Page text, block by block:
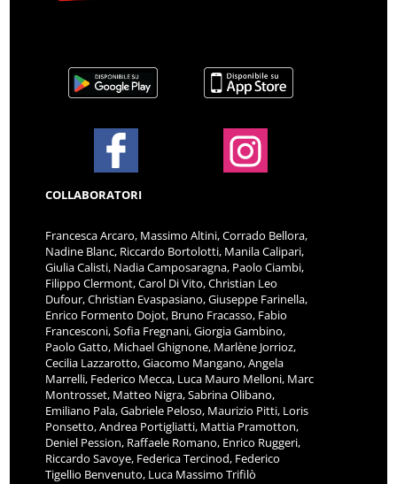
COLLABORATORI
Francesca Arcaro, Massimo Altini, Corrado Bellora,
Nadine Blanc, Riccardo Bortolotti, Manila Calipari,
Giulia Calisti, Nadia Camposaragna, Paolo Ciambi,
Filippo Clermont, Carol Di Vito, Christian Leo
Dufour, Christian Evaspasiano, Giuseppe Farinella,
Enrico Formento Dojot, Bruno Fracasso, Fabio
Francesconi, Sofia Fregnani, Giorgia Gambino,
Paolo Gatto, Michael Ghignone, Marlène Jorrioz,
Cecilia Lazzarotto, Giacomo Mangano, Angela
Marrelli, Federico Mecca, Luca Mauro Melloni, Marc
Montrosset, Matteo Nigra, Sabrina Olibano,
Emiliano Pala, Gabriele Peloso, Maurizio Pitti, Loris
Ponsetto, Andrea Portigliatti, Mattia Pramotton,
Deniel Pession, Raffaele Romano, Enrico Ruggeri,
Riccardo Savoye, Federica Tercinod, Federico
Tigellio Benvenuto, Luca Massimo Trifilò